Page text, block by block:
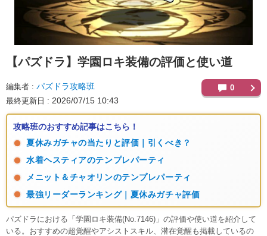
【パズドラ】 学園ロキ装備の評価と使い道
編集者 パズドラ攻略班
最終更新日 2026/07/15 10:43
0
攻略班のおすすめ記事はこちら！
夏休みガチャの当たりと評価｜引くべき？
水着ヘスティアのテンプレパーティ
メニット＆チャオリンのテンプレパーティ
最強リーダーランキング｜夏休みガチャ評価
パズドラにおける「学園ロキ装備(No.7146)」の評価や使い道を紹介して
いる。おすすめの超覚醒やアシストスキル、潜在覚醒も掲載しているの